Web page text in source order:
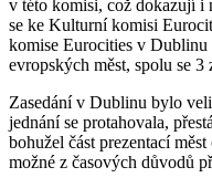
v této komisi, což dokazují i
se ke Kulturní komisi
komise Eurocities v Dublinu
evropských měst, spolu se 3
Zasedání v Dublinu bylo
jednání se protahovala,
bohužel část prezentací
možné z časových důvodů